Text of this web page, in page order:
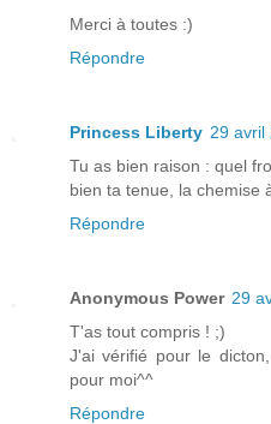
Merci à toutes :)
Répondre
Princess Liberty 29 avril
Tu as bien raison : quel
bien ta tenue, la chemise
Répondre
Anonymous Power 29
T'as tout compris ! ;)
J'ai vérifié pour le
pour moi^^
Répondre